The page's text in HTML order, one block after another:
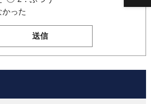
かった